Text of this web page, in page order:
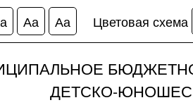
Аа Аа Цветовая схема
ДЕТСКО-